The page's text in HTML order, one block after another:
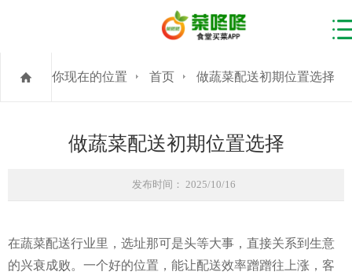
你现在的位置 首页 做蔬菜配送初期位置选择
做蔬菜配送初期位置选择
发布时间： 2025/10/16
在蔬菜配送行业里，选址那可是头等大事，直接关系到生意
的兴衰成败。一个好的位置，能让配送效率蹭蹭往上涨，客